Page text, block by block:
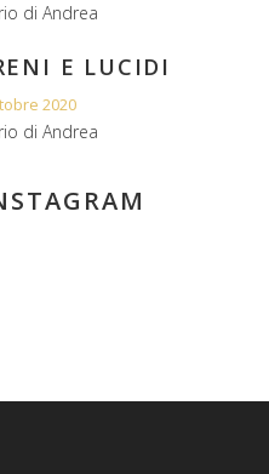
di Andrea
E LUCIDI
2020
di Andrea